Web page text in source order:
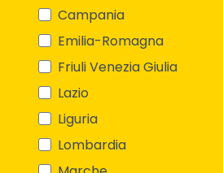
Campania
Emilia-Romagna
Friuli Venezia Giulia
Lazio
Liguria
Lombardia